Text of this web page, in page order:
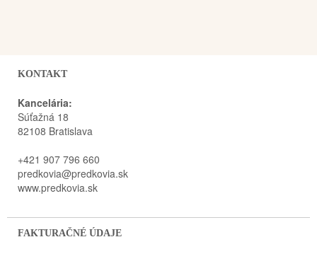
KONTAKT
Kancelária:
Súťažná 18
82108 Bratislava
+421 907 796 660
predkovia@predkovia.sk
www.predkovia.sk
FAKTURAČNÉ ÚDAJE